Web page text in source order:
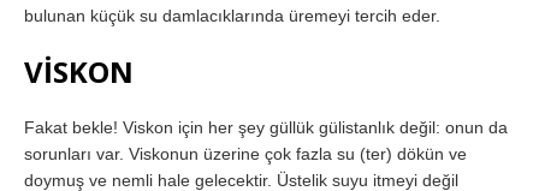
bulunan küçük su damlacıklarında üremeyi tercih eder.
VİSKON
Fakat bekle! Viskon için her şey güllük gülistanlık değil: onun da
sorunları var. Viskonun üzerine çok fazla su (ter) dökün ve
doymuş ve nemli hale gelecektir. Üstelik suyu itmeyi değil